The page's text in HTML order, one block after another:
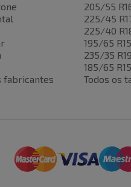
fabricantes
205/55
225/45
225/40
195/65 R15
235/35 R19
185/65 R15
Todos os